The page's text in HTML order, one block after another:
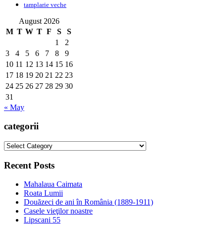
tamplarie veche
August 2026
M T W T F S
S
1
2
3
4 5 6 7 8
9
10 11 12 13 14 15 16
17 18 19 20 21 22 23
24 25 26 27 28 29 30
31
« May
categorii
categorii
Recent Posts
Mahalaua Caimata
Roata Lumii
Douăzeci de ani în România (1889-1911)
Casele vieţilor noastre
Lipscani 55